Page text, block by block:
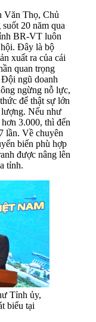
Văn Thọ, Chủ
20 năm qua
BR-VT luôn
Đây là bộ
xuất ra của cái
quan trọng
ngũ doanh
ngừng nỗ lực,
để thật sự lớn
lượng. Nếu như
3.000, thì đến
lần. Về chuyên
biến phù hợp
được nâng lên
tỉnh.
Tỉnh ủy,
biểu tại